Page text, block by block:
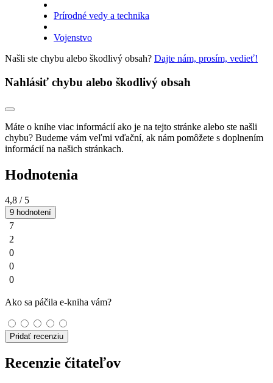
Prírodné vedy a technika
Vojenstvo
Našli ste chybu alebo škodlivý obsah? Dajte nám, prosím, vedieť!
Nahlásiť chybu alebo škodlivý obsah
Máte o knihe viac informácií ako je na tejto stránke alebo ste našli
chybu? Budeme vám veľmi vďační, ak nám pomôžete s doplnením
informácií na našich stránkach.
Hodnotenia
4,8 / 5
9 hodnotení
7
2
0
0
0
Ako sa páčila e-kniha vám?
Pridať recenziu
Recenzie čitateľov